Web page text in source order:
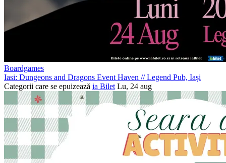
Boardgames
Iasi: Dungeons and Dragons Event Haven //Legend Pub, Iași
Categorii care se epuizează ia Bilet Lu, 24 aug